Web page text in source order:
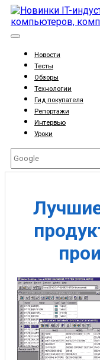
Новости
Тесты
Обзоры
Технологии
Гид покупателя
Репортажи
Интервью
Уроки